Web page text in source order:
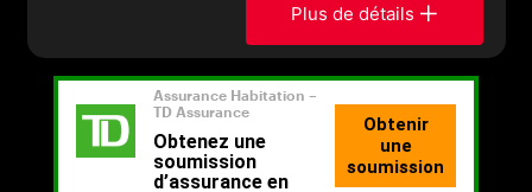
Plus de détails